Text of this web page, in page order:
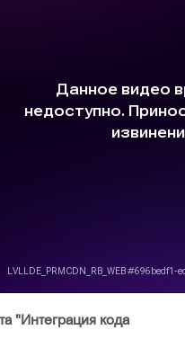
"Интеграция кода